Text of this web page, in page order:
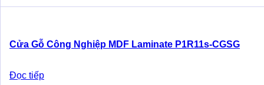
Cửa Gỗ Công Nghiệp MDF Laminate P1R11s-CGSG
Đọc tiếp